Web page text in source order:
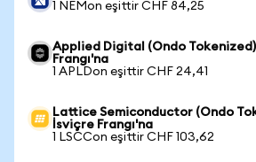
1 NEMon eşittir CHF 84,25
Applied Digital (Ondo
Frangı'na
1 APLDon eşittir CHF 24,41
Lattice Semiconductor (Ondo
İsviçre Frangı'na
1 LSCCon eşittir CHF 103,62